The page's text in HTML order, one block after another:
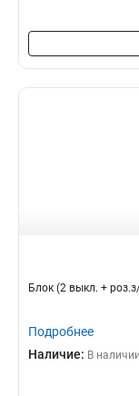
Блок (2 выкл. +
Подробнее
Наличие: В наличии